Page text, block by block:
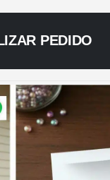
PEDIDO